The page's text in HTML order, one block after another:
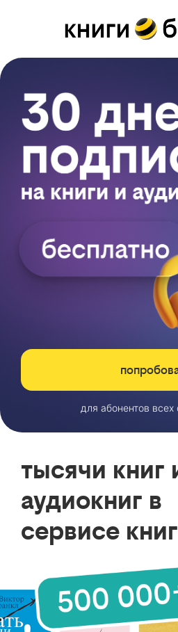
для абонентов всех
тысячи книг
аудиокниг в
сервисе